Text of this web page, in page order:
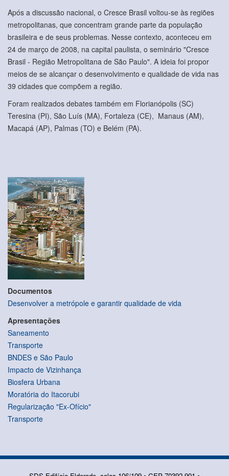
Após a discussão nacional, o Cresce Brasil voltou-se às regiões
metropolitanas, que concentram grande parte da população
brasileira e de seus problemas. Nesse contexto, aconteceu em
24 de março de 2008, na capital paulista, o seminário "Cresce
Brasil - Região Metropolitana de São Paulo". A ideia foi propor
meios de se alcançar o desenvolvimento e qualidade de vida nas
39 cidades que compõem a região.
Foram realizados debates também em Florianópolis (SC)
Teresina (PI), São Luís (MA), Fortaleza (CE), Manaus (AM),
Macapá (AP), Palmas (TO) e Belém (PA).
Documentos
Desenvolver a metrópole e garantir qualidade de vida
Apresentações
Saneamento
Transporte
BNDES e São Paulo
Impacto de Vizinhança
Biosfera Urbana
Moratória do Itacorubi
Regularização "Ex-Ofício"
Transporte